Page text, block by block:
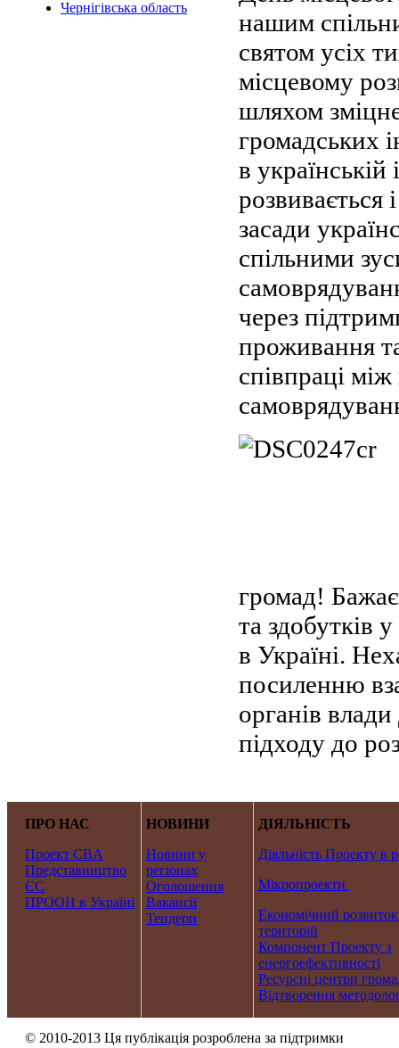
Чернігівська область
нашим
святом усіх
місцевому
шляхом
громадських
в українській
розвивається
засади
спільними
через
проживання
співпраці
громад!
та здобутків
в Україні.
посиленню
органів
підходу до
ПРО НАС
Проект CBA
Представництво
ЄС
ПРООН в Україні
НОВИНИ
Новини у
регіонах
Оголошення
Вакансії
Тендери
ДІЯЛЬНІСТЬ
Діяльність Проекту в
Мікропроекти
Економічний розвиток
територій
Компонент Проекту з
енергоефективності
Ресурсні центри
Відтворення
© 2010-2013 Ця публікація розроблена за підтримки